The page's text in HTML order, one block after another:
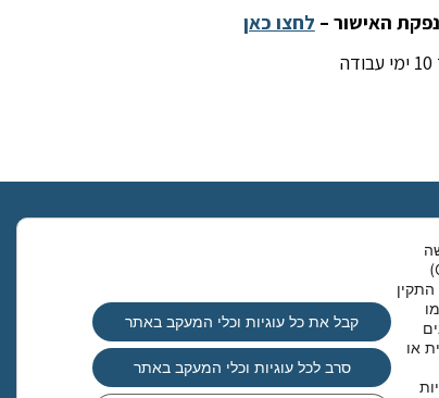
לחצו כאן
שימוש בקבצי עוגיות (COOKIES)
התקין
או
קבל את כל עוגיות וכלי המעקב באתר
סרב לכל עוגיות וכלי המעקב באתר